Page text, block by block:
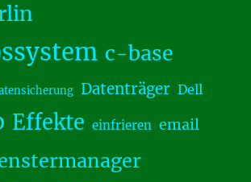
c-base
Datenträger Dell
Effekte einfrieren email